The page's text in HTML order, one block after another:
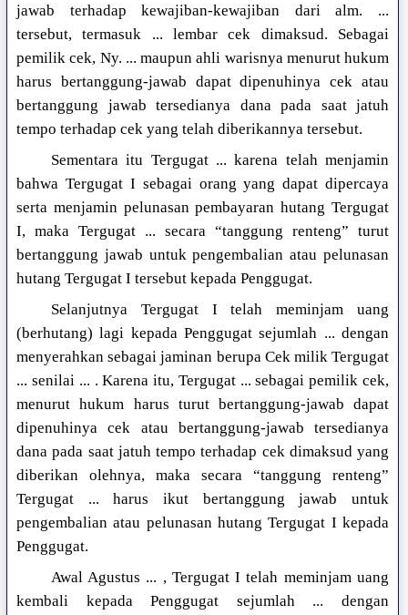
jawab terhadap kewajiban-kewajiban dari alm. ...
tersebut, termasuk ... lembar cek dimaksud. Sebagai
pemilik cek, Ny. ... maupun ahli warisnya menurut hukum
harus bertanggung-jawab dapat dipenuhinya cek atau
bertanggung jawab tersedianya dana pada saat jatuh
tempo terhadap cek yang telah diberikannya tersebut.
Sementara itu Tergugat ... karena telah menjamin
bahwa Tergugat I sebagai orang yang dapat dipercaya
serta menjamin pelunasan pembayaran hutang Tergugat
I, maka Tergugat ... secara “tanggung renteng” turut
bertanggung jawab untuk pengembalian atau pelunasan
hutang Tergugat I tersebut kepada Penggugat.
Selanjutnya Tergugat I telah meminjam uang
(berhutang) lagi kepada Penggugat sejumlah ... dengan
menyerahkan sebagai jaminan berupa Cek milik Tergugat
... senilai ... . Karena itu, Tergugat ... sebagai pemilik cek,
menurut hukum harus turut bertanggung-jawab dapat
dipenuhinya cek atau bertanggung-jawab tersedianya
dana pada saat jatuh tempo terhadap cek dimaksud yang
diberikan olehnya, maka secara “tanggung renteng”
Tergugat ... harus ikut bertanggung jawab untuk
pengembalian atau pelunasan hutang Tergugat I kepada
Penggugat.
Awal Agustus ... , Tergugat I telah meminjam uang
kembali kepada Penggugat sejumlah ... dengan